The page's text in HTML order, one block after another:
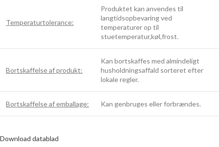
Temperaturtolerance:
Produktet kan anvendes til
langtidsopbevaring ved
temperaturer op til
stuetemperatur,køl,frost.
Bortskaffelse af produkt:
Kan bortskaffes med almindeligt
husholdningsaffald sorteret efter
lokale regler.
Bortskaffelse af emballage: Kan genbruges eller forbrændes.
Download datablad